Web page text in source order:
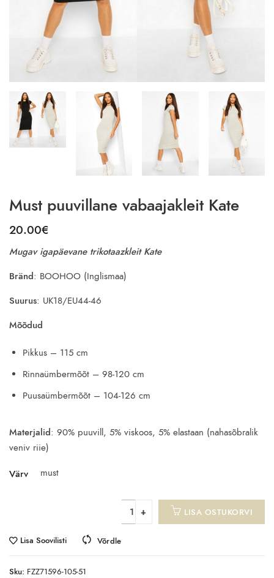
Must puuvillane vabaajakleit Kate
20.00€
Mugav igapäevane trikotaazkleit Kate
Bränd: BOOHOO (Inglismaa)
Suurus: UK18/EU44-46
Mõõdud
Pikkus – 115 cm
Rinnaümbermõõt – 98-120 cm
Puusaümbermõõt – 104-126 cm
Materjalid: 90% puuvill, 5% viskoos, 5% elastaan (nahasõbralik
veniv riie)
Värv must
LISA OSTUKORVI
Lisa Soovilisti Võrdle
Sku: FZZ71596-105-51